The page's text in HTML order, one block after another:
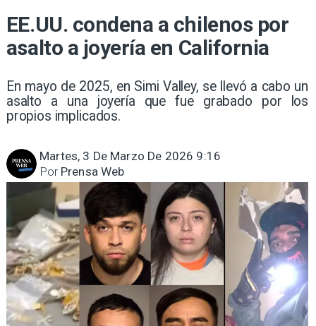
EE.UU. condena a chilenos por
asalto a joyería en California
En mayo de 2025, en Simi Valley, se llevó a cabo un
asalto a una joyería que fue grabado por los
propios implicados.
Martes, 3 De Marzo De 2026 9:16
Prensa Web
Por